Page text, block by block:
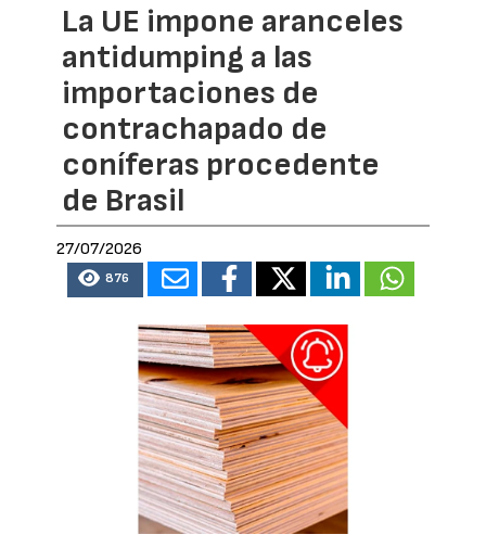
La UE impone aranceles
antidumping a las
importaciones de
contrachapado de
coníferas procedente
de Brasil
27/07/2026
876